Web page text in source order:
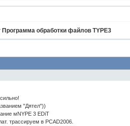
Программа обработки файлов TYPE3
"Дятел"))
мNYPE 3 EDiT
трассируем в PCAD2006.